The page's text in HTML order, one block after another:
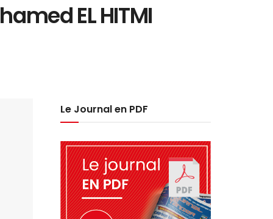
EL HITMI
Le Journal en PDF